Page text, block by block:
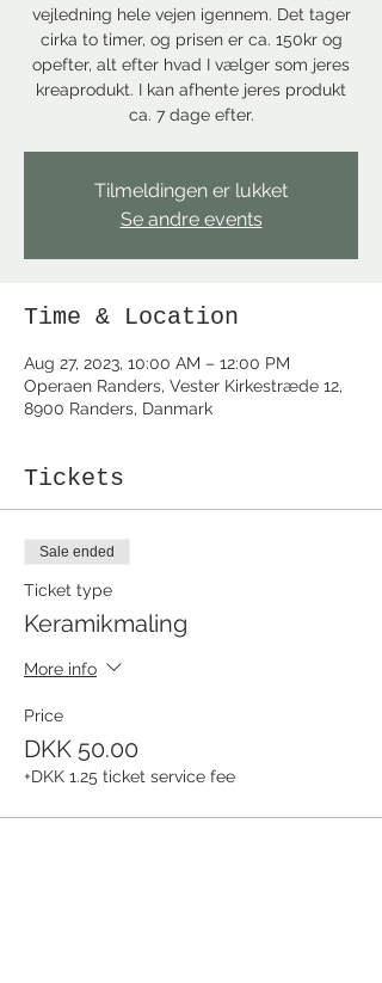
vejledning hele vejen igennem. Det tager
cirka to timer, og prisen er ca. 150kr og
opefter, alt efter hvad I vælger som jeres
kreaprodukt. I kan afhente jeres produkt
ca. 7 dage efter.
Tilmeldingen er lukket
Se andre events
Time & Location
Aug 27, 2023, 10:00 AM – 12:00 PM
Operaen Randers, Vester Kirkestræde 12,
8900 Randers, Danmark
Tickets
Sale ended
Ticket type
Keramikmaling
More info
Price
DKK 50.00
+DKK 1.25 ticket service fee